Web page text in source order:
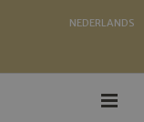
NEDERLANDS